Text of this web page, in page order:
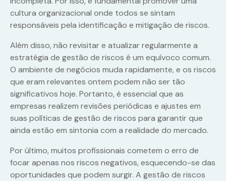
cultura organizacional onde todos se sintam
responsáveis pela identificação e mitigação de riscos.
Além disso, não revisitar e atualizar regularmente a
estratégia de gestão de riscos é um equívoco comum.
O ambiente de negócios muda rapidamente, e os riscos
que eram relevantes ontem podem não ser tão
significativos hoje. Portanto, é essencial que as
empresas realizem revisões periódicas e ajustes em
suas políticas de gestão de riscos para garantir que
ainda estão em sintonia com a realidade do mercado.
Por último, muitos profissionais cometem o erro de
focar apenas nos riscos negativos, esquecendo-se das
oportunidades que podem surgir. A gestão de riscos